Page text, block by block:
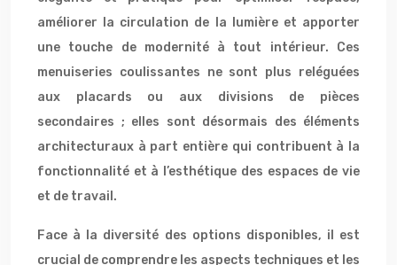
améliorer la circulation de la lumière et apporter
une touche de modernité à tout intérieur. Ces
menuiseries coulissantes ne sont plus reléguées
aux placards ou aux divisions de pièces
secondaires ; elles sont désormais des éléments
architecturaux à part entière qui contribuent à la
fonctionnalité et à l’esthétique des espaces de vie
et de travail.
Face à la diversité des options disponibles, il est
crucial de comprendre les aspects techniques et les